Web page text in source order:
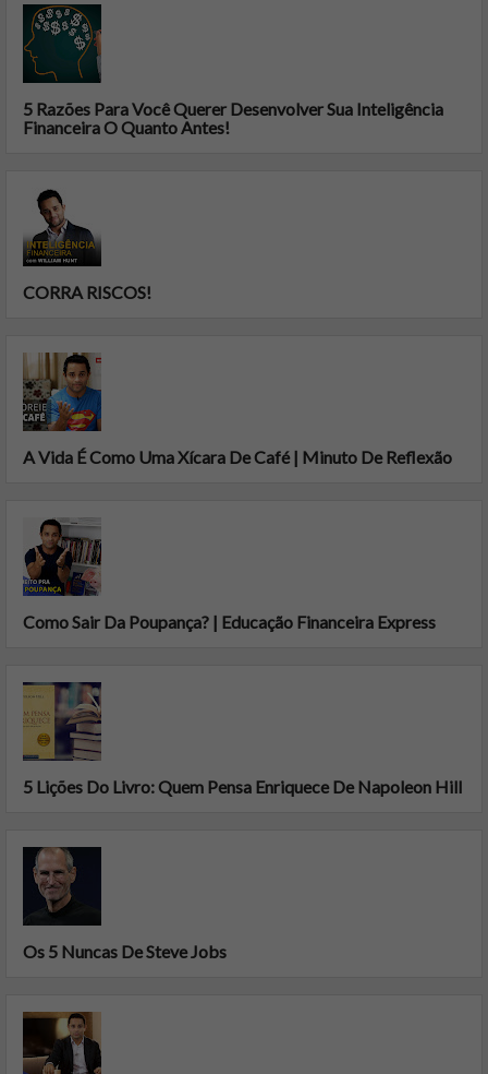
5 Razões Para Você Querer Desenvolver Sua Inteligência
Financeira O Quanto Antes!
CORRA RISCOS!
A Vida É Como Uma Xícara De Café | Minuto De Reflexão
Como Sair Da Poupança? | Educação Financeira Express
5 Lições Do Livro: Quem Pensa Enriquece De Napoleon Hill
Os 5 Nuncas De Steve Jobs